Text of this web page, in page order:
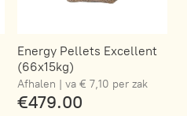
Energy Pellets Excellent
(66x15kg)
Afhalen | va € 7,10 per zak
€479.00